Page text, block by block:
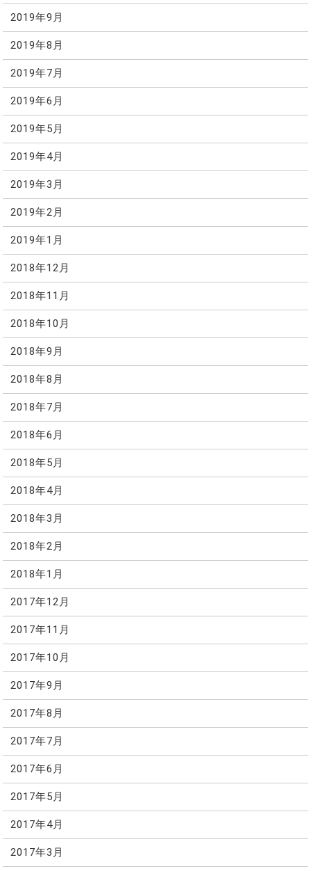
2019年9月
2019年8月
2019年7月
2019年6月
2019年5月
2019年4月
2019年3月
2019年2月
2019年1月
2018年12月
2018年11月
2018年10月
2018年9月
2018年8月
2018年7月
2018年6月
2018年5月
2018年4月
2018年3月
2018年2月
2018年1月
2017年12月
2017年11月
2017年10月
2017年9月
2017年8月
2017年7月
2017年6月
2017年5月
2017年4月
2017年3月